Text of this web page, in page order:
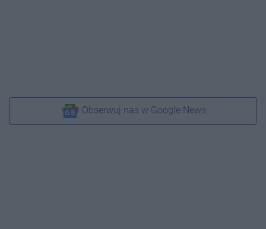
Obserwuj nas w Google News